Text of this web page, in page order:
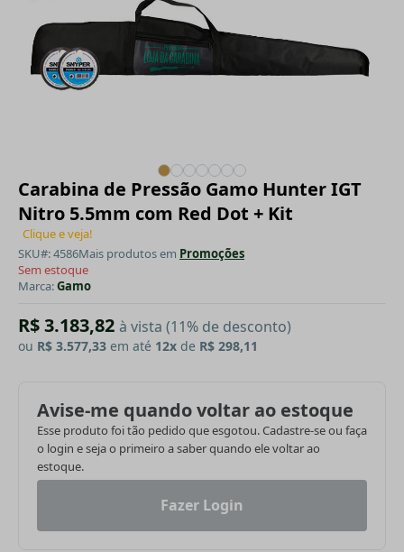
Carabina de Pressão Gamo Hunter IGT
Nitro 5.5mm com Red Dot + Kit
Clique e veja!
SKU#: 4586Mais produtos em Promoções
Sem estoque
Marca:Gamo
R$ 3.183,82 à vista (11% de desconto)
ou R$ 3.577,33 em até 12x de R$ 298,11
Avise-me quando voltar ao estoque
Esse produto foi tão pedido que esgotou. Cadastre-se ou faça
o login e seja o primeiro a saber quando ele voltar ao
estoque.
Fazer Login